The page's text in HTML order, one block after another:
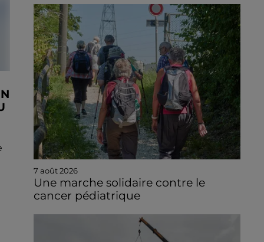
7 août 2026
Une marche solidaire contre le
cancer pédiatrique